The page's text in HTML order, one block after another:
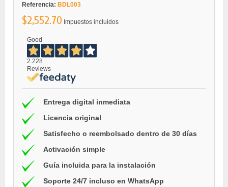
Referencia: BDL003
$2,552.70 Impuestos incluidos
Good
2.228
Reviews
Entrega digital inmediata
Licencia original
Satisfecho o reembolsado dentro de 30 días
Activación simple
Guía incluida para la instalación
Soporte 24/7 incluso en WhatsApp